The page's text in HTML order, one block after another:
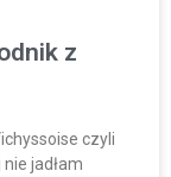
z
czyli
jadłam